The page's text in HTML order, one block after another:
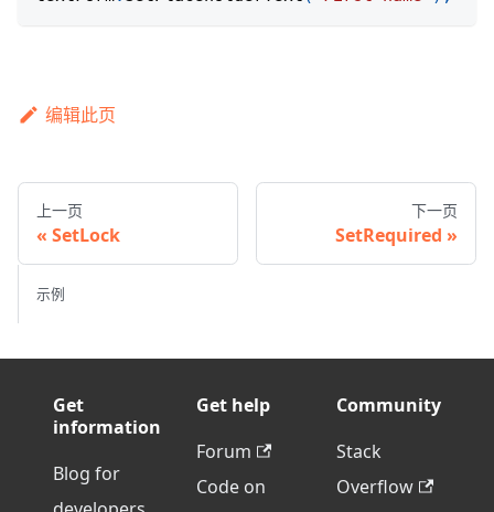
编辑此页
上一页
SetLock
下一页
SetRequired
示例
Get
information
Blog for
Get help
Forum
Code on
Community
Stack
Overflow